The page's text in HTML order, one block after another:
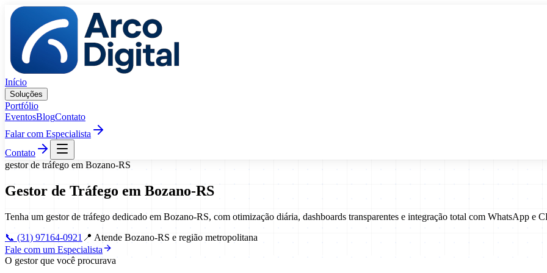
Pular para o conteúdo
Início
Soluções
Portfólio
EventosBlogContato
Falar com Especialista
Contato
gestor de tráfego em Bozano-RS
Gestor de Tráfego em Bozano-RS
Tenha um gestor de tráfego dedicado em Bozano-RS, com otimização diária, dashboards transparentes e integração total com WhatsApp e
📞 (31) 97164-0921 📍 Atende Bozano-RS e região metropolitana
Fale com um Especialista
O gestor que você procurava